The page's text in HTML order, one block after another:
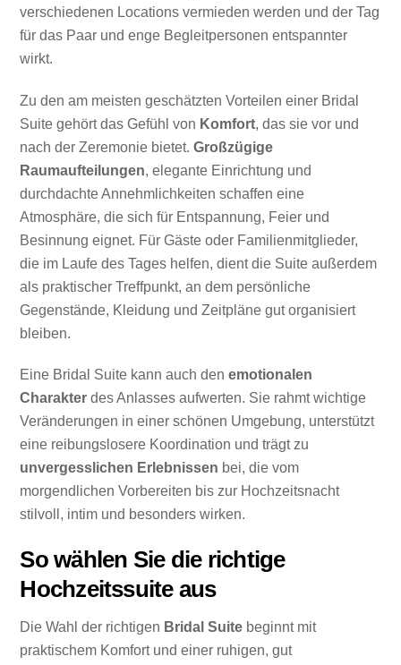
verschiedenen Locations vermieden werden und der Tag
für das Paar und enge Begleitpersonen entspannter
wirkt.
Zu den am meisten geschätzten Vorteilen einer Bridal
Suite gehört das Gefühl von Komfort, das sie vor und
nach der Zeremonie bietet.Großzügige
Raumaufteilungen, elegante Einrichtung und
durchdachte Annehmlichkeiten schaffen eine
Atmosphäre, die sich für Entspannung, Feier und
Besinnung eignet. Für Gäste oder Familienmitglieder,
die im Laufe des Tages helfen, dient die Suite außerdem
als praktischer Treffpunkt, an dem persönliche
Gegenstände, Kleidung und Zeitpläne gut organisiert
bleiben.
Eine Bridal Suite kann auch denemotionalen
Charakter des Anlasses aufwerten. Sie rahmt wichtige
Veränderungen in einer schönen Umgebung, unterstützt
eine reibungslosere Koordination und trägt zu
unvergesslichen Erlebnissen bei, die vom
morgendlichen Vorbereiten bis zur Hochzeitsnacht
stilvoll, intim und besonders wirken.
So wählen Sie die richtige
Hochzeitssuite aus
Die Wahl der richtigen Bridal Suite beginnt mit
praktischem Komfort und einer ruhigen, gut